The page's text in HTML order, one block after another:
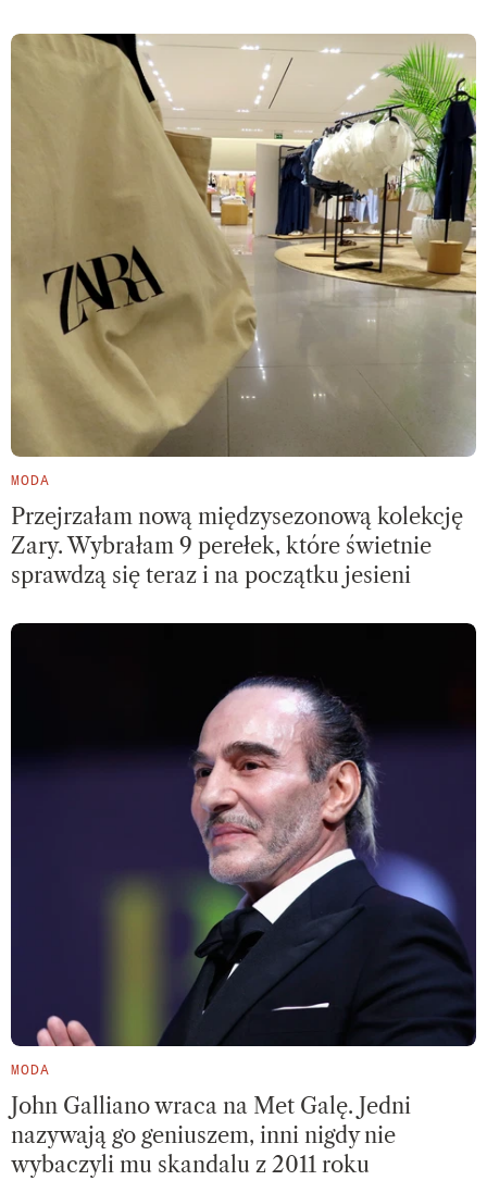
MODA
Przejrzałam nową międzysezonową kolekcję
Zary. Wybrałam 9 perełek, które świetnie
sprawdzą się teraz i na początku jesieni
MODA
John Galliano wraca na Met Galę. Jedni
nazywają go geniuszem, inni nigdy nie
wybaczyli mu skandalu z 2011 roku